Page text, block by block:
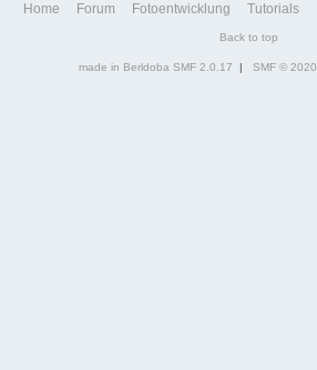
Home Forum Fotoentwicklung Tutorials
Back to top
made in Berldoba SMF 2.0.17 | SMF © 2020